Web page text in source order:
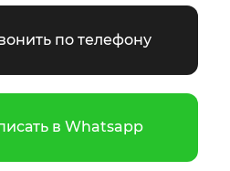
по телефону
в Whatsapp